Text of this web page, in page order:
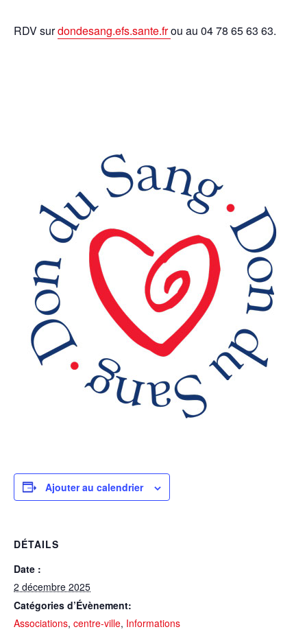
RDV surdondesang.efs.sante.frou au 04 78 65 63 63.
Ajouter au calendrier
DÉTAILS
Date :
2 décembre 2025
Catégories d’Évènement:
Associations, centre-ville, Informations